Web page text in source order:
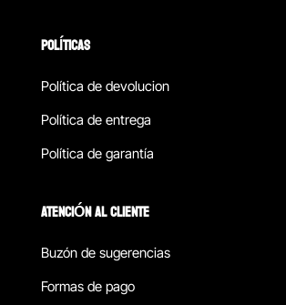
POLÍTICAS
Política de devolucion
Política de entrega
Política de garantía
ATENCIÓN AL CLIENTE
Buzón de sugerencias
Formas de pago